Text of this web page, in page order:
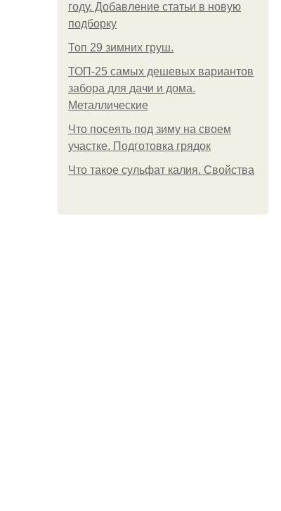
году. Добавление статьи в новую
подборку
Топ 29 зимних груш.
ТОП-25 самых дешевых вариантов
забора для дачи и дома.
Металлические
Что посеять под зиму на своем
участке. Подготовка грядок
Что такое сульфат калия. Свойства